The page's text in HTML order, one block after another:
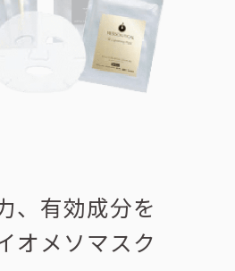
、有効成分を
オメソマスク